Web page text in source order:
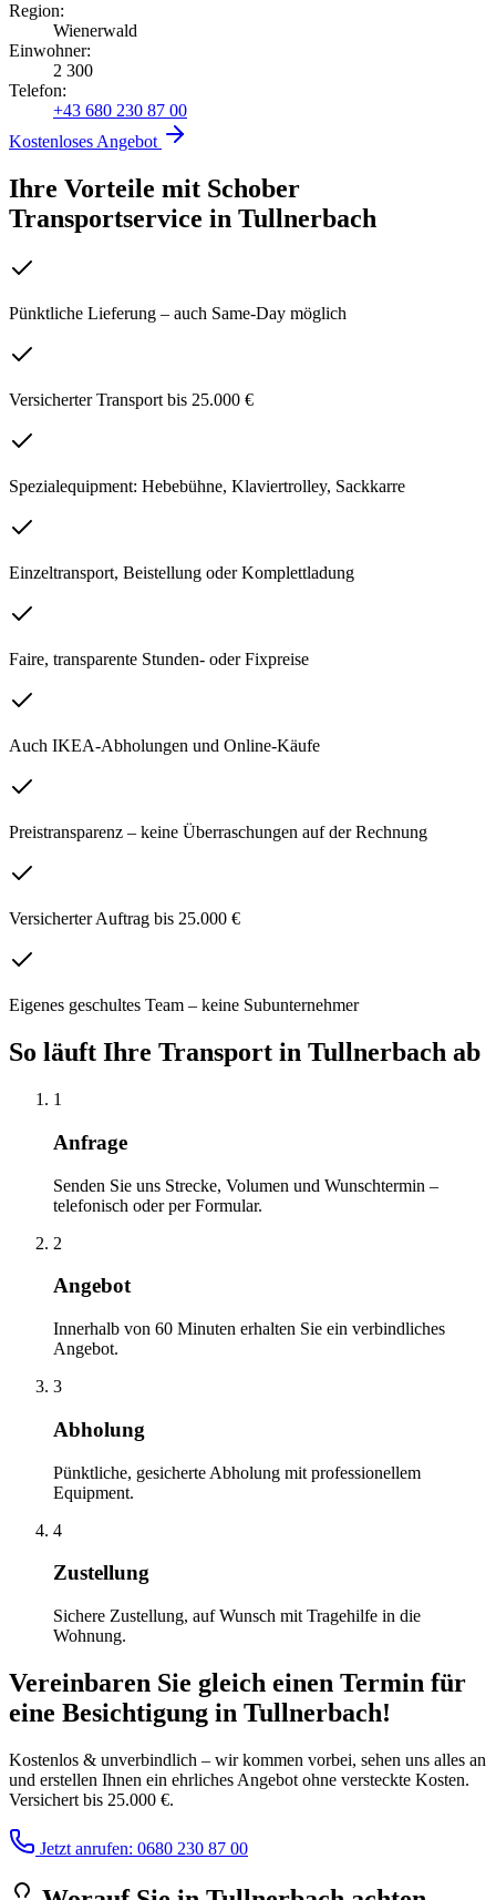
Region:
Wienerwald
Einwohner:
2 300
Telefon:
+43 680 230 87 00
Kostenloses Angebot
Ihre Vorteile mit Schober
Transportservice in Tullnerbach
Pünktliche Lieferung – auch Same-Day möglich
Versicherter Transport bis 25.000 €
Spezialequipment: Hebebühne, Klaviertrolley, Sackkarre
Einzeltransport, Beistellung oder Komplettladung
Faire, transparente Stunden- oder Fixpreise
Auch IKEA-Abholungen und Online-Käufe
Preistransparenz – keine Überraschungen auf der Rechnung
Versicherter Auftrag bis 25.000 €
Eigenes geschultes Team – keine Subunternehmer
So läuft Ihre Transport in Tullnerbach ab
1
Anfrage
Senden Sie uns Strecke, Volumen und Wunschtermin –
telefonisch oder per Formular.
2
Angebot
Innerhalb von 60 Minuten erhalten Sie ein verbindliches
Angebot.
3
Abholung
Pünktliche, gesicherte Abholung mit professionellem
Equipment.
4
Zustellung
Sichere Zustellung, auf Wunsch mit Tragehilfe in die
Wohnung.
Vereinbaren Sie gleich einen Termin für
eine Besichtigung in Tullnerbach!
Kostenlos & unverbindlich – wir kommen vorbei, sehen uns alles an
und erstellen Ihnen ein ehrliches Angebot ohne versteckte Kosten.
Versichert bis 25.000 €.
Jetzt anrufen: 0680 230 87 00